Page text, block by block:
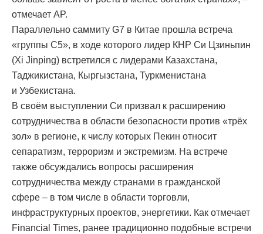
отмечает AP.
Параллельно саммиту G7 в Китае прошла встреча
«группы С5», в ходе которого лидер КНР Си Цзиньпин
(Xi Jinping) встретился с лидерами Казахстана,
Таджикистана, Кыргызстана, Туркменистана
и Узбекистана.
В своём выступлении Си призвал к расширению
сотрудничества в области безопасности против «трёх
зол» в регионе, к числу которых Пекин относит
сепаратизм, терроризм и экстремизм. На встрече
также обсуждались вопросы расширения
сотрудничества между странами в гражданской
сфере – в том числе в области торговли,
инфраструктурных проектов, энергетики. Как отмечает
Financial Times, ранее традиционно подобные встречи